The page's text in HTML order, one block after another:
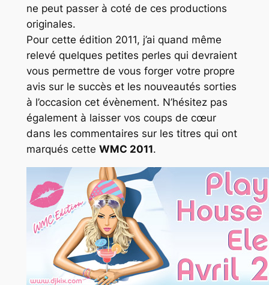
ne peut passer à coté de ces productions
originales.
Pour cette édition 2011, j’ai quand même
relevé quelques petites perles qui devraient
vous permettre de vous forger votre propre
avis sur le succès et les nouveautés sorties
à l’occasion cet évènement. N’hésitez pas
également à laisser vos coups de cœur
dans les commentaires sur les titres qui ont
marqués cette WMC 2011.